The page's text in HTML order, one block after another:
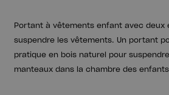
Portant à vêtements enfant avec deux
suspendre les vêtements. Un portant
pratique en bois naturel pour
manteaux dans la chambre des